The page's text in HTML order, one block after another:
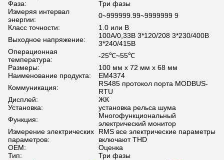
Фаза:
Три фазы
Измеряя интервал
энергии:
0~999999.99~9999999 9
Класс точности:
1.0 или B
Выходное напряжение:
100А/0,33В 3*120/208 3*230/400В
3*240/415В
Операционная
температура:
-25℃~55℃
Размеры:
100 мм х 72 мм х 68 мм
Наименование продукта:
EM4374
Коммуникация:
RS485 протокол порта MODBUS-
RTU
Дисплей:
ЖК
Установка:
установка рельса шума
Функция:
Многофункциональный
электрический монитор
Измерение электрических
параметров:
RMS все электрические параметры
включают THD
OEM:
Оценка
Тип:
Три фазы